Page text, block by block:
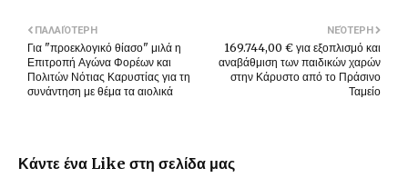
ΝΕΌΤΕΡΗ
169.744,00 € για εξοπλισμό και
αναβάθμιση των παιδικών χαρών
στην Κάρυστο από το Πράσινο
Ταμείο
ΠΑΛΑΙΌΤΕΡΗ
Για "προεκλογικό θίασο" μιλά η
Επιτροπή Αγώνα Φορέων και
Πολιτών Νότιας Καρυστίας για τη
συνάντηση με θέμα τα αιολικά
Κάντε ένα Like στη σελίδα μας